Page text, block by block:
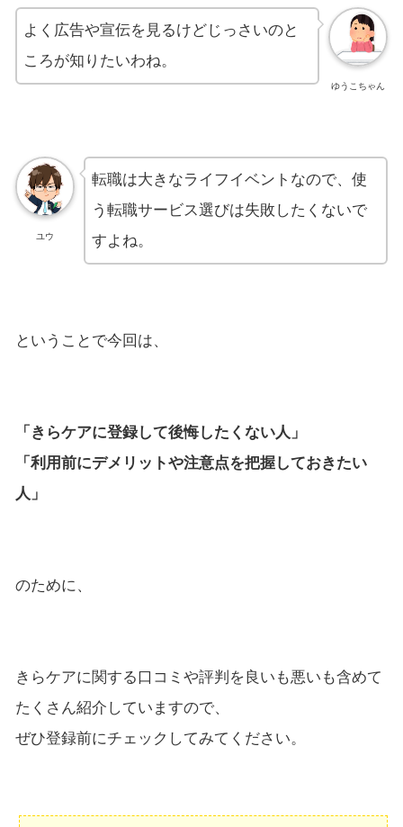
ゆうこちゃん
よく広告や宣伝を見るけどじっさいのと
ころが知りたいわね。
ユウ
転職は大きなライフイベントなので、使
う転職サービス選びは失敗したくないで
すよね。
ということで今回は、
「きらケアに登録して後悔したくない人」
「利用前にデメリットや注意点を把握しておきたい
人」
のために、
きらケアに関する口コミや評判を良いも悪いも含めて
たくさん紹介していますので、
ぜひ登録前にチェックしてみてください。